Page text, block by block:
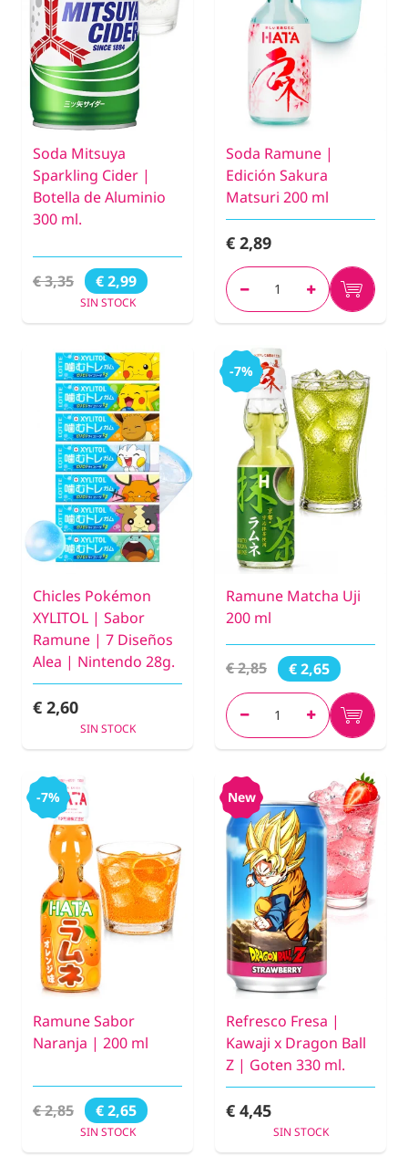
Soda Mitsuya
Sparkling Cider |
Botella de Aluminio
300 ml.
€ 3,35 € 2,99
SIN STOCK
Soda Ramune |
Edición Sakura
Matsuri 200 ml
€ 2,89
Chicles Pokémon
XYLITOL | Sabor
Ramune | 7 Diseños
Alea | Nintendo 28g.
€ 2,60
SIN STOCK
-7%
Ramune Matcha Uji
200 ml
€ 2,85 € 2,65
-7%
Ramune Sabor
Naranja | 200 ml
€ 2,85 € 2,65
SIN STOCK
New
Refresco Fresa |
Kawaji x Dragon Ball
Z | Goten 330 ml.
€ 4,45
SIN STOCK